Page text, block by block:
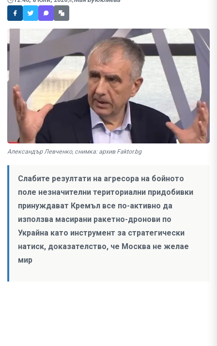
Александър Левченко, снимка: архив Faktor.bg
Слабите резултати на агресора на бойното
поле незначителни териториални придобивки
принуждават Кремъл все по-активно да
използва масирани ракетно-дронови по
Украйна като инструмент за стратегически
натиск, доказателство, че Москва не желае
мир